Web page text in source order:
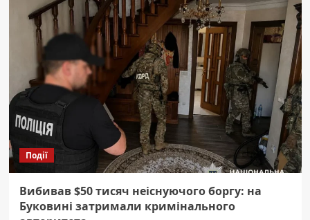
Події
Вибивав $50 тисяч неіснуючого боргу: на
Буковині затримали кримінального